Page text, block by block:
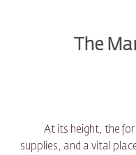
The
At its height, the
supplies, and a vital